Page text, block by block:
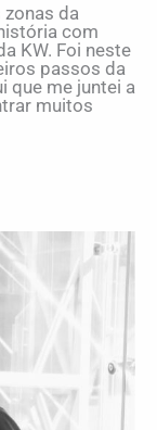
da
com
KW. Foi neste
passos da
que me juntei a
muitos